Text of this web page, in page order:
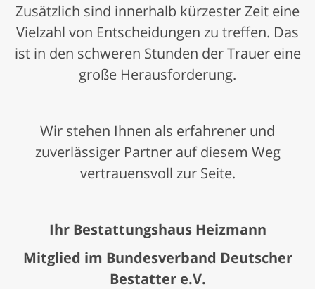
Zusätzlich sind innerhalb kürzester Zeit eine
Vielzahl von Entscheidungen zu treffen. Das
ist in den schweren Stunden der Trauer eine
große Herausforderung.
Wir stehen Ihnen als erfahrener und
zuverlässiger Partner auf diesem Weg
vertrauensvoll zur Seite.
Ihr Bestattungshaus Heizmann
Mitglied im Bundesverband Deutscher
Bestatter e.V.